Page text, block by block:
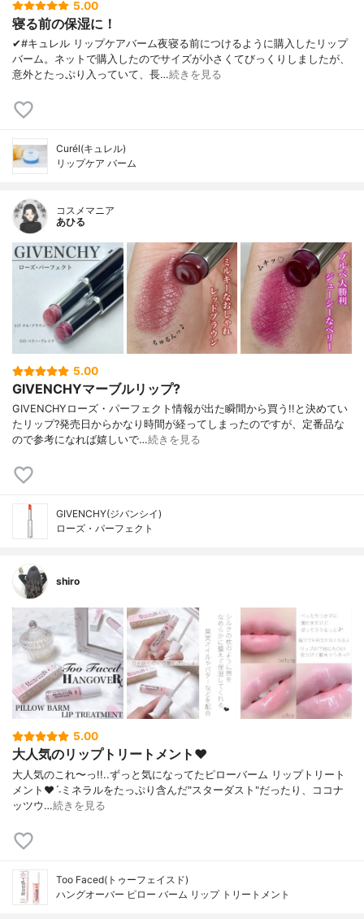
5.00
寝る前の保湿に！
✔︎#キュレル リップケアバーム夜寝る前につけるように購入したリップ
バーム。ネットで購入したのでサイズが小さくてびっくりしましたが、
意外とたっぷり入っていて、長…続きを見る
Curél(キュレル)
リップケア バーム
コスメマニア
あひる
5.00
GIVENCHYマーブルリップ?
GIVENCHYローズ・パーフェクト情報が出た瞬間から買う!!と決めてい
たリップ?発売日からかなり時間が経ってしまったのですが、定番品な
ので参考になれば嬉しいで…続きを見る
GIVENCHY(ジバンシイ)
ローズ・パーフェクト
shiro
5.00
大人気のリップトリートメント❤︎
大人気のこれ〜っ!! . . ずっと気になってた ピローバーム リップトリート
メント❤︎ˊ˗ ミネラルをたっぷり含んだ"スターダスト" だったり、ココナ
ッツウ…続きを見る
Too Faced(トゥーフェイスド)
ハングオーバー ピロー バーム リップ トリートメント